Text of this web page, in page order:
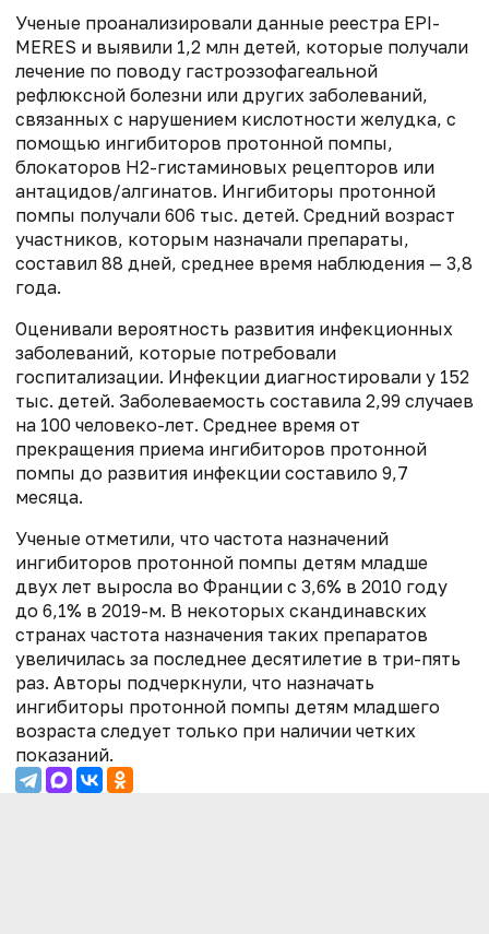
Ученые проанализировали данные реестра EPI-
MERES и выявили 1,2 млн детей, которые получали
лечение по поводу гастроэзофагеальной
рефлюксной болезни или других заболеваний,
связанных с нарушением кислотности желудка, с
помощью ингибиторов протонной помпы,
блокаторов Н2-гистаминовых рецепторов или
антацидов/алгинатов. Ингибиторы протонной
помпы получали 606 тыс. детей. Средний возраст
участников, которым назначали препараты,
составил 88 дней, среднее время наблюдения — 3,8
года.
Оценивали вероятность развития инфекционных
заболеваний, которые потребовали
госпитализации. Инфекции диагностировали у 152
тыс. детей. Заболеваемость составила 2,99 случаев
на 100 человеко-лет. Среднее время от
прекращения приема ингибиторов протонной
помпы до развития инфекции составило 9,7
месяца.
Ученые отметили, что частота назначений
ингибиторов протонной помпы детям младше
двух лет выросла во Франции с 3,6% в 2010 году
до 6,1% в 2019-м. В некоторых скандинавских
странах частота назначения таких препаратов
увеличилась за последнее десятилетие в три-пять
раз. Авторы подчеркнули, что назначать
ингибиторы протонной помпы детям младшего
возраста следует только при наличии четких
показаний.